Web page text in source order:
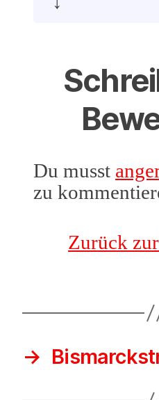
Du musst
zu
Zurück
→